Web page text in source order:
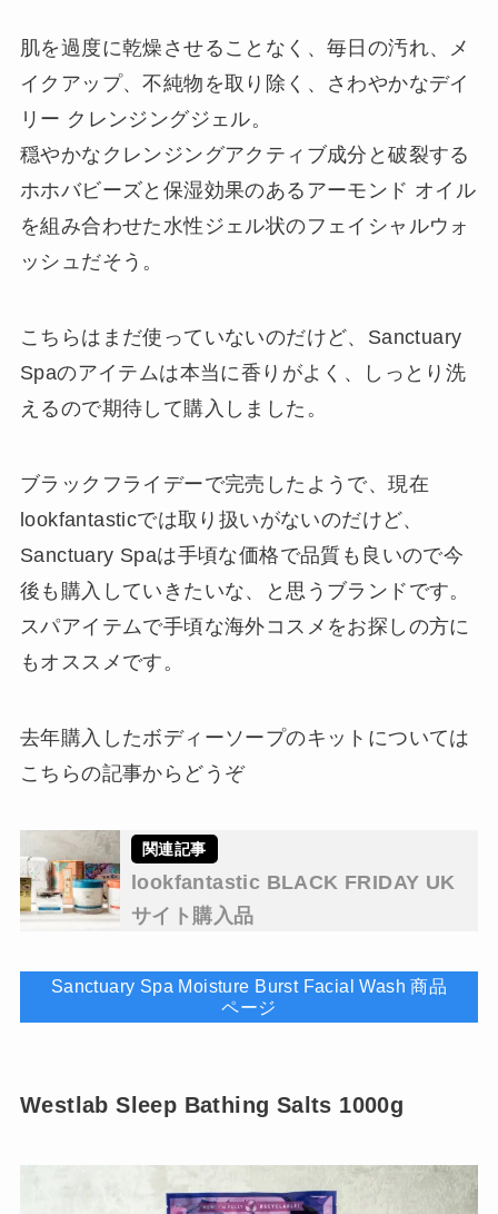
肌を過度に乾燥させることなく、毎日の汚れ、メ
イクアップ、不純物を取り除く、さわやかなデイ
リー クレンジングジェル。
穏やかなクレンジングアクティブ成分と破裂する
ホホバビーズと保湿効果のあるアーモンド オイル
を組み合わせた水性ジェル状のフェイシャルウォ
ッシュだそう。
こちらはまだ使っていないのだけど、Sanctuary
Spaのアイテムは本当に香りがよく、しっとり洗
えるので期待して購入しました。
ブラックフライデーで完売したようで、現在
lookfantasticでは取り扱いがないのだけど、
Sanctuary Spaは手頃な価格で品質も良いので今
後も購入していきたいな、と思うブランドです。
スパアイテムで手頃な海外コスメをお探しの方に
もオススメです。
去年購入したボディーソープのキットについては
こちらの記事からどうぞ
lookfantastic BLACK FRIDAY UK
サイト購入品
Sanctuary Spa Moisture Burst Facial Wash 商品
ページ
Westlab Sleep Bathing Salts 1000g